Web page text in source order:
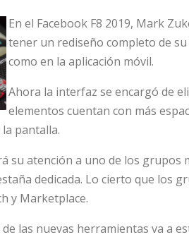
En el Facebook F8 2019, Mark
tener un rediseño completo de
como en la aplicación móvil.
Ahora la interfaz se encargó de
elementos cuentan con más
pantalla.
su atención a uno de los grupos
dedicada. Lo cierto que los
y Marketplace.
las nuevas herramientas va a